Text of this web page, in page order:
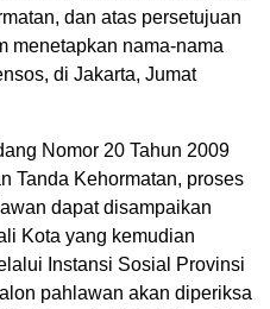
dan atas persetujuan
menetapkan nama-nama
di Jakarta, Jumat
Nomor 20 Tahun 2009
Tanda Kehormatan, proses
dapat disampaikan
Kota yang kemudian
Instansi Sosial Provinsi
pahlawan akan diperiksa